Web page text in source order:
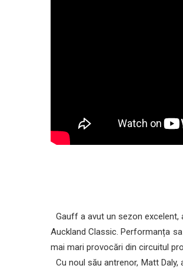
Gauff a avut un sezon excelent,
Auckland Classic. Performanța
mai mari provocări din circuitul
Cu noul său antrenor, Matt